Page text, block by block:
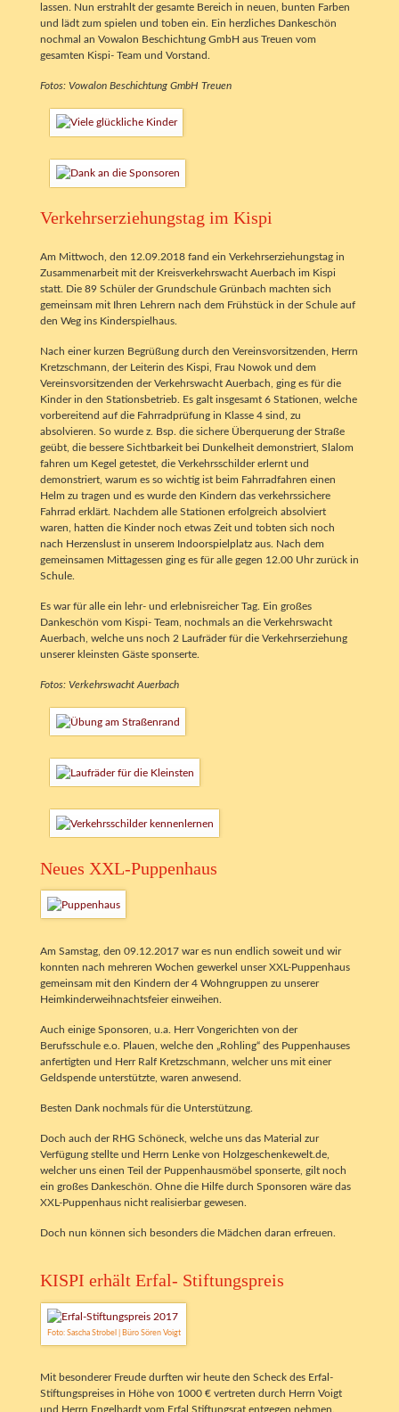
lassen. Nun erstrahlt der gesamte Bereich in neuen, bunten Farben
und lädt zum spielen und toben ein. Ein herzliches Dankeschön
nochmal an Vowalon Beschichtung GmbH aus Treuen vom
gesamten Kispi- Team und Vorstand.
Fotos: Vowalon Beschichtung GmbH Treuen
Verkehrserziehungstag im Kispi
Am Mittwoch, den 12.09.2018 fand ein Verkehrserziehungstag in
Zusammenarbeit mit der Kreisverkehrswacht Auerbach im Kispi
statt. Die 89 Schüler der Grundschule Grünbach machten sich
gemeinsam mit Ihren Lehrern nach dem Frühstück in der Schule auf
den Weg ins Kinderspielhaus.
Nach einer kurzen Begrüßung durch den Vereinsvorsitzenden, Herrn
Kretzschmann, der Leiterin des Kispi, Frau Nowok und dem
Vereinsvorsitzenden der Verkehrswacht Auerbach, ging es für die
Kinder in den Stationsbetrieb. Es galt insgesamt 6 Stationen, welche
vorbereitend auf die Fahrradprüfung in Klasse 4 sind, zu
absolvieren. So wurde z. Bsp. die sichere Überquerung der Straße
geübt, die bessere Sichtbarkeit bei Dunkelheit demonstriert, Slalom
fahren um Kegel getestet, die Verkehrsschilder erlernt und
demonstriert, warum es so wichtig ist beim Fahrradfahren einen
Helm zu tragen und es wurde den Kindern das verkehrssichere
Fahrrad erklärt. Nachdem alle Stationen erfolgreich absolviert
waren, hatten die Kinder noch etwas Zeit und tobten sich noch
nach Herzenslust in unserem Indoorspielplatz aus. Nach dem
gemeinsamen Mittagessen ging es für alle gegen 12.00 Uhr zurück in
Schule.
Es war für alle ein lehr- und erlebnisreicher Tag. Ein großes
Dankeschön vom Kispi- Team, nochmals an die Verkehrswacht
Auerbach, welche uns noch 2 Laufräder für die Verkehrserziehung
unserer kleinsten Gäste sponserte.
Fotos: Verkehrswacht Auerbach
Neues XXL-Puppenhaus
Am Samstag, den 09.12.2017 war es nun endlich soweit und wir
konnten nach mehreren Wochen gewerkel unser XXL-Puppenhaus
gemeinsam mit den Kindern der 4 Wohngruppen zu unserer
Heimkinderweihnachtsfeier einweihen.
Auch einige Sponsoren, u.a. Herr Vongerichten von der
Berufsschule e.o. Plauen, welche den „Rohling“ des Puppenhauses
anfertigten und Herr Ralf Kretzschmann, welcher uns mit einer
Geldspende unterstützte, waren anwesend.
Besten Dank nochmals für die Unterstützung.
Doch auch der RHG Schöneck, welche uns das Material zur
Verfügung stellte und Herrn Lenke von Holzgeschenkewelt.de,
welcher uns einen Teil der Puppenhausmöbel sponserte, gilt noch
ein großes Dankeschön. Ohne die Hilfe durch Sponsoren wäre das
XXL-Puppenhaus nicht realisierbar gewesen.
Doch nun können sich besonders die Mädchen daran erfreuen.
KISPI erhält Erfal- Stiftungspreis
Foto: Sascha Strobel | Büro Sören Voigt
Mit besonderer Freude durften wir heute den Scheck des Erfal-
Stiftungspreises in Höhe von 1000 € vertreten durch Herrn Voigt
und Herrn Engelhardt vom Erfal Stiftungsrat entgegen nehmen.